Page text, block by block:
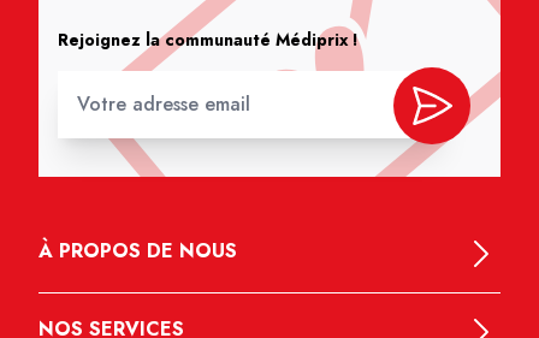
Rejoignez la communauté Médiprix !
À PROPOS DE NOUS
NOS SERVICES